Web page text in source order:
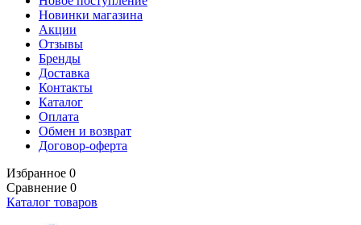
Новинки магазина
Акции
Отзывы
Бренды
Доставка
Контакты
Каталог
Оплата
Обмен и возврат
Договор-оферта
Избранное 0
Сравнение 0
Каталог товаров